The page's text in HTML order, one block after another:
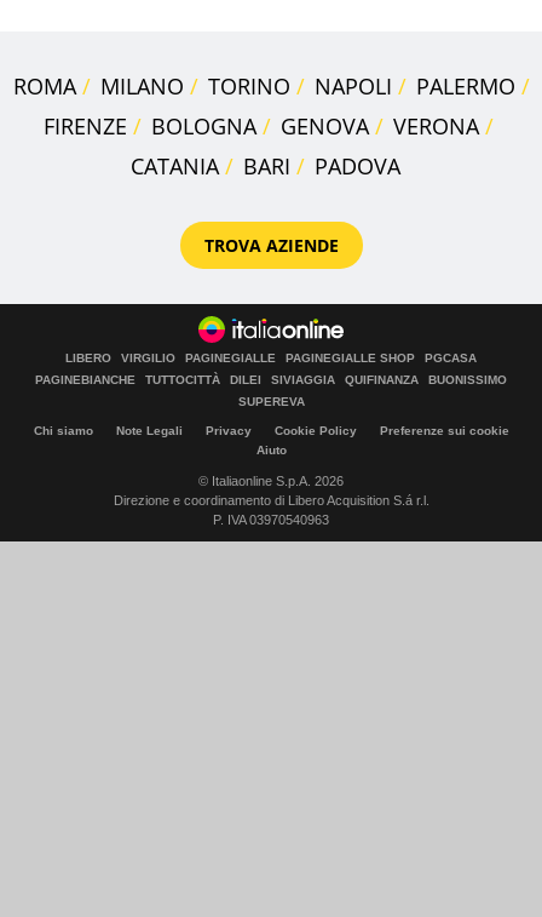
ROMA MILANO TORINO NAPOLI
PALERMO
FIRENZE
BOLOGNA GENOVA
VERONA
CATANIA
BARI PADOVA
TROVA AZIENDE
LIBERO VIRGILIO PAGINEGIALLE PAGINEGIALLE SHOP
PGCASA
PAGINEBIANCHE
TUTTOCITTÀ DILEI SIVIAGGIA QUIFINANZA
BUONISSIMO
SUPEREVA
Chi siamo Note Legali Privacy Cookie Policy
Preferenze sui cookie
Aiuto
© Italiaonline S.p.A. 2026
Direzione e coordinamento di Libero Acquisition S.á r.l.
P. IVA 03970540963